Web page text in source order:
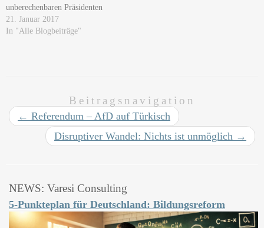
unberechenbaren Präsidenten
hingehen wird. Doch ganz so
unberechenbar ist Trump nun
21. Januar 2017
In "Alle Blogbeiträge"
Beitragsnavigation
← Referendum – AfD auf Türkisch
Disruptiver Wandel: Nichts ist unmöglich →
NEWS: Varesi Consulting
5-Punkteplan für Deutschland: Bildungsreform